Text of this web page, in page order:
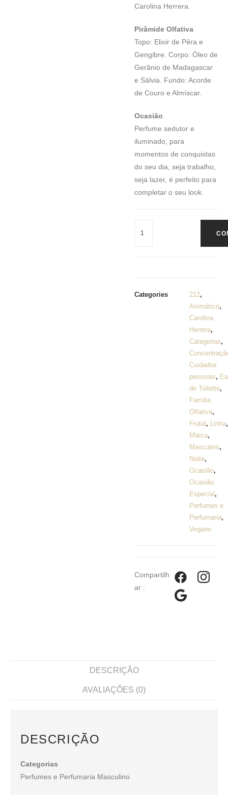
Carolina Herrera.
Pirâmide Olfativa
Topo: Elixir de Pêra e
Gengibre. Corpo: Óleo de
Gerânio de Madagascar
e Sálvia. Fundo: Acorde
de Couro e Almíscar.
Ocasião
Perfume sedutor e
iluminado, para
momentos de conquistas
do seu dia, seja trabalho,
seja lazer, é perfeito para
completar o seu look.
Categories 212,
Aromático,
Carolina
Herrera,
Categorias,
Cuidados
pessoais,
de Toilette,
Familia
Olfativa,
Frutal , Linha,
Marca,
Masculino,
Noite,
Ocasião,
Ocasião
Especial ,
Perfumes e
Perfumaria,
Vegano
Compartilh
ar :
DESCRIÇÃO
AVALIAÇÕES (0)
DESCRIÇÃO
Categorias
Perfumes e Perfumaria Masculino